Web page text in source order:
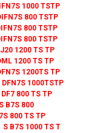
1000 TSTP
800 TSTP
800 TSTP
800 TSTP
1200 TS TP
1200 TS TP
1200TS TP
1000TSTP
800 TS TP
B7S 800
800 TS TP
B7S 1000 TS T